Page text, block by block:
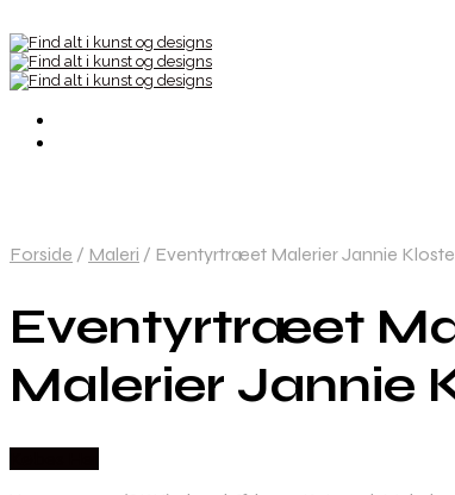
Forside / Maleri / Eventyrtræet Malerier Jannie
Eventyrtræet
Malerier Jannie